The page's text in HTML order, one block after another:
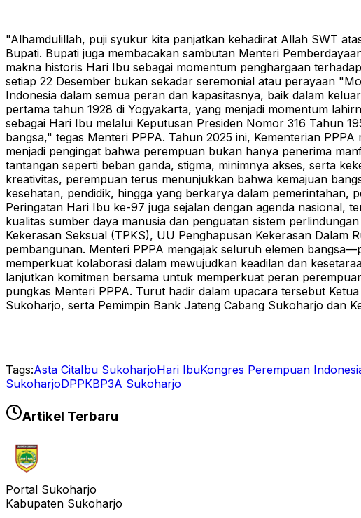
"Alhamdulillah, puji syukur kita panjatkan kehadirat Allah SWT
Bupati. Bupati juga membacakan sambutan Menteri
makna historis Hari Ibu sebagai momentum penghargaan
setiap 22 Desember bukan sekadar seremonial atau perayaan
Indonesia dalam semua peran dan kapasitasnya, baik dalam
pertama tahun 1928 di Yogyakarta, yang menjadi momentum
sebagai Hari Ibu melalui Keputusan Presiden Nomor 316 Tahun
bangsa," tegas Menteri PPPA. Tahun 2025 ini, Kementerian
menjadi pengingat bahwa perempuan bukan hanya penerima
tantangan seperti beban ganda, stigma, minimnya akses, serta
kreativitas, perempuan terus menunjukkan bahwa kemajuan
kesehatan, pendidik, hingga yang berkarya dalam
Peringatan Hari Ibu ke-97 juga sejalan dengan agenda nasional,
kualitas sumber daya manusia dan penguatan sistem
Kekerasan Seksual (TPKS), UU Penghapusan Kekerasan Dalam
pembangunan. Menteri PPPA mengajak seluruh elemen
memperkuat kolaborasi dalam mewujudkan keadilan dan
lanjutkan komitmen bersama untuk memperkuat peran
pungkas Menteri PPPA. Turut hadir dalam upacara tersebut
Sukoharjo, serta Pemimpin Bank Jateng Cabang Sukoharjo dan
Tags:Asta CitaIbu SukoharjoHari IbuKongres Perempuan
SukoharjoDPPKBP3A Sukoharjo
Artikel Terbaru
Portal Sukoharjo
Kabupaten Sukoharjo